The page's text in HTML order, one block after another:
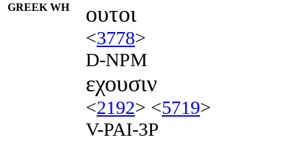
GREEK WH ουτοι
<3778>
D-NPM
εχουσιν
<2192> <5719>
V-PAI-3P